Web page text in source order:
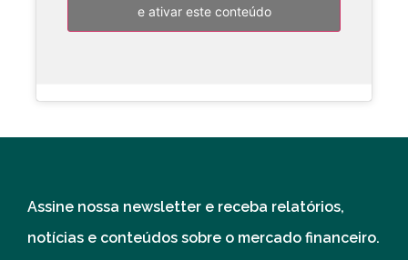
e ativar este conteúdo
Assine nossa newsletter e receba relatórios,
notícias e conteúdos sobre o mercado financeiro.